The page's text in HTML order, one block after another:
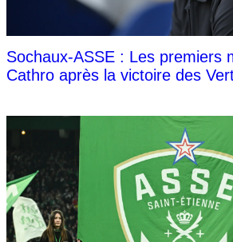
Sochaux-ASSE : Les premiers
Cathro après la victoire des